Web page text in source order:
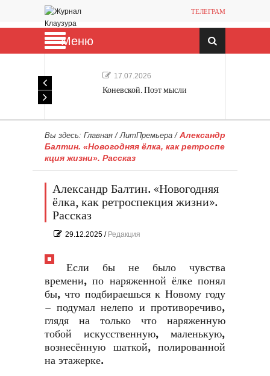
ТЕЛЕГРАМ
Меню
17.07.2026
Коневской. Поэт мысли
Вы здесь: Главная /ЛитПремьера / Александр
Балтин. «Новогодняя ёлка, как ретроспе
кция жизни». Рассказ
Александр Балтин. «Новогодняя
ёлка, как ретроспекция жизни».
Рассказ
29.12.2025 / Редакция
Если бы не было чувства
времени, по наряженной ёлке понял
бы, что подбираешься к Новому году
– подумал нелепо и противоречиво,
глядя на только что наряженную
тобой искусственную, маленькую,
вознесённую шаткой, полированной
на этажерке.